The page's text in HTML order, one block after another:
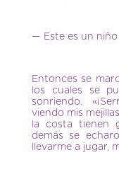
— Este es un niño
Entonces se
los cuales se
sonriendo.
viendo mis
la costa tienen
demás se
llevarme a jugar,